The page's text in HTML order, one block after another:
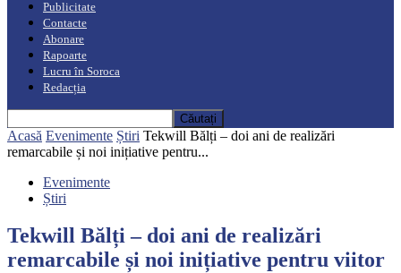
Publicitate
Contacte
Abonare
Rapoarte
Lucru în Soroca
Redacția
Acasă Evenimente Știri Tekwill Bălți – doi ani de realizări
remarcabile și noi inițiative pentru...
Evenimente
Știri
Tekwill Bălți – doi ani de realizări
remarcabile și noi inițiative pentru viitor